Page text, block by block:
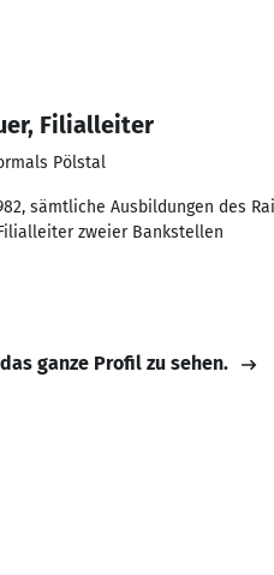
Filialleiter
Pölstal
sämtliche Ausbildungen des
zweier Bankstellen
ganze Profil zu sehen.